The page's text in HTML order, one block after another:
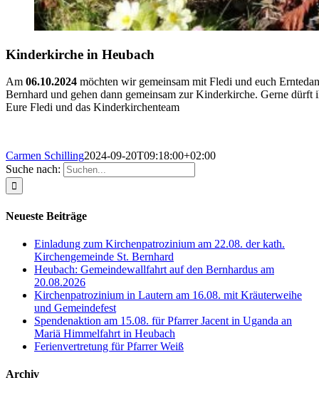
Kinderkirche in Heubach
Am 06.10.2024 möchten wir gemeinsam mit Fledi und euch
Bernhard und gehen dann gemeinsam zur Kinderkirche. Gerne
Eure Fledi und das Kinderkirchenteam
Carmen Schilling2024-09-20T09:18:00+02:00
Suche nach:
Neueste Beiträge
Einladung zum Kirchenpatrozinium am 22.08. der kath.
Kirchengemeinde St. Bernhard
Heubach: Gemeindewallfahrt auf den Bernhardus am
20.08.2026
Kirchenpatrozinium in Lautern am 16.08. mit Kräuterweihe
und Gemeindefest
Spendenaktion am 15.08. für Pfarrer Jacent in Uganda an
Mariä Himmelfahrt in Heubach
Ferienvertretung für Pfarrer Weiß
Archiv